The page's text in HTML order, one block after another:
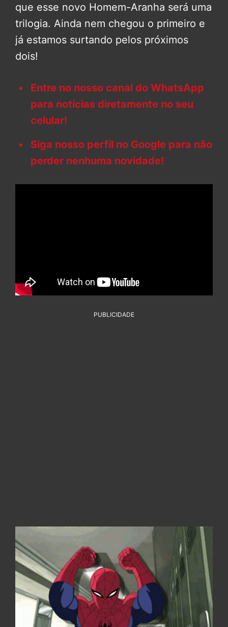
que esse novo Homem-Aranha será uma
trilogia. Ainda nem chegou o primeiro e
já estamos surtando pelos próximos
dois!
Entre no nosso canal do WhatsApp
para notícias diretamente no seu
celular!
Siga nosso perfil no Google para não
perder nenhuma novidade!
PUBLICIDADE